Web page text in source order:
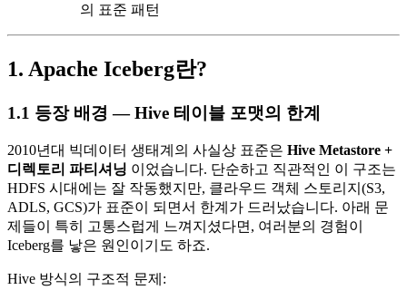
의 표준 패턴
1. Apache Iceberg란?
1.1 등장 배경 — Hive 테이블 포맷의 한계
2010년대 빅데이터 생태계의 사실상 표준은 Hive Metastore +
디렉토리 파티셔닝 이었습니다. 단순하고 직관적인 이 구조는
HDFS 시대에는 잘 작동했지만, 클라우드 객체 스토리지(S3,
ADLS, GCS)가 표준이 되면서 한계가 드러났습니다. 아래 문
제들이 특히 고통스럽게 느껴지셨다면, 여러분의 경험이
Iceberg를 낳은 원인이기도 하죠.
Hive 방식의 구조적 문제: